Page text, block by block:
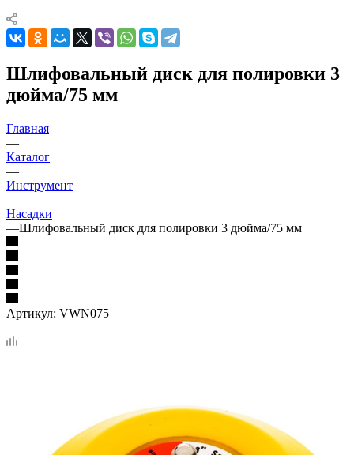
Шлифовальный диск для полировки 3
дюйма/75 мм
Главная
—
Каталог
—
Инструмент
—
Насадки
—Шлифовальный диск для полировки 3 дюйма/75 мм
Артикул: VWN075